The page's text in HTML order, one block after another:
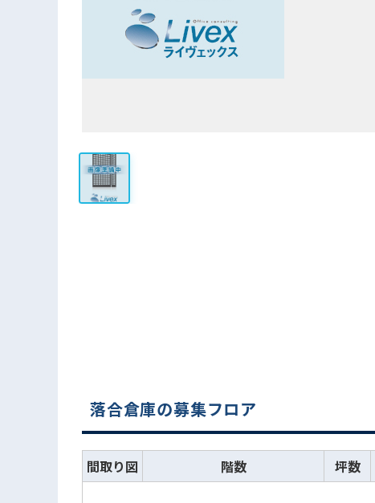
落合倉庫の募集フロア
間取り図 階数 坪数